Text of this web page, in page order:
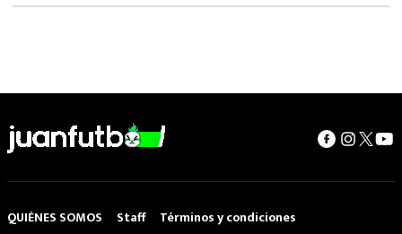
QUIÉNES SOMOS Staff
Términos y condiciones